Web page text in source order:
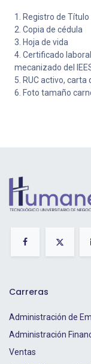
1. Registro de
2. Copia de cédula
3. Hoja de vida
4. Certificado
mecanizado del
5. RUC activo,
6. Foto tamaño
Carreras
Administración de
Administración
Ventas